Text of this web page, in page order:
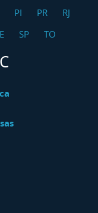
PI PR
RJ
SP TO